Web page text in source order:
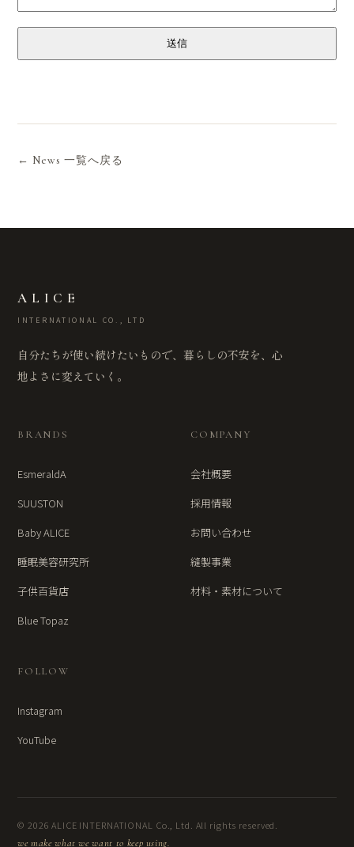
送信
← News 一覧へ戻る
ALICE
INTERNATIONAL CO., LTD
自分たちが使い続けたいもので、暮らしの不安を、心
地よさに変えていく。
BRANDS
EsmeraldA
SUUSTON
Baby ALICE
睡眠美容研究所
子供百貨店
Blue Topaz
COMPANY
会社概要
採用情報
お問い合わせ
縫製事業
材料・素材について
FOLLOW
Instagram
YouTube
© 2026 ALICE INTERNATIONAL Co., Ltd. All rights reserved.
we make what we want to keep using.